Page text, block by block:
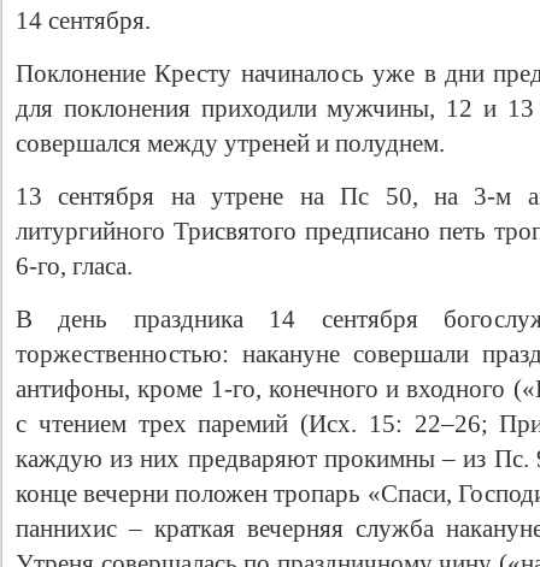
14 сентября.
Поклонение Кресту начиналось уже в дни
для поклонения приходили мужчины, 12 и
совершался между утреней и полуднем.
13 сентября на утрене на Пс 50, на 3-м
литургийного Трисвятого предписано петь
6-го, гласа.
В день праздника 14 сентября
торжественностью: накануне совершали
антифоны, кроме 1-го, конечного и входного
с чтением трех паремий (Исх. 15: 22–26;
каждую из них предваряют прокимны – из Пс.
конце вечерни положен тропарь «Спаси,
паннихис – краткая вечерняя служба